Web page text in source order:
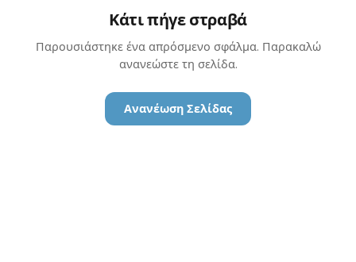
Κάτι πήγε στραβά
Παρουσιάστηκε ένα απρόσμενο σφάλμα. Παρακαλώ
ανανεώστε τη σελίδα.
Ανανέωση Σελίδας